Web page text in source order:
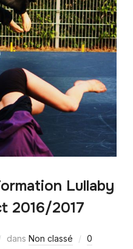
Lullaby
2016/2017
dans Non classé
0